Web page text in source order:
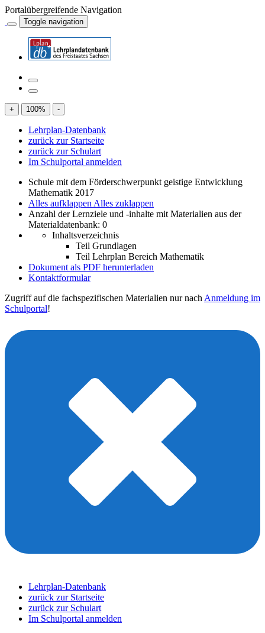
Portalübergreifende Navigation
Toggle navigation
+ 100% -
Lehrplan-Datenbank
zurück zur Startseite
zurück zur Schulart
Im Schulportal anmelden
Schule mit dem Förderschwerpunkt geistige Entwicklung
Mathematik 2017
Alles aufklappen Alles zuklappen
Anzahl der Lernziele und -inhalte mit Materialien aus der
Materialdatenbank: 0
Inhaltsverzeichnis
Teil Grundlagen
Teil Lehrplan Bereich Mathematik
Dokument als PDF herunterladen
Kontaktformular
Zugriff auf die fachspezifischen Materialien nur nach Anmeldung im
Schulportal!
Lehrplan-Datenbank
zurück zur Startseite
zurück zur Schulart
Im Schulportal anmelden